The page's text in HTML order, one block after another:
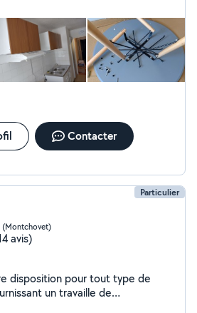
Contacter
Particulier
(Montchovet)
avis)
disposition pour tout type de
un travaille de